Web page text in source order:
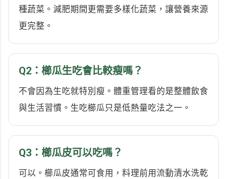
種蔬菜。減肥期間更需要多樣化蔬菜，讓營養來源
更完整。
Q2：櫛瓜生吃會比較瘦嗎？
不會因為生吃就特別瘦。體重管理看的是整體飲食
與生活習慣。生吃櫛瓜只是低熱量吃法之一。
Q3：櫛瓜皮可以吃嗎？
可以。櫛瓜皮通常可食用，料理前用流動清水洗乾